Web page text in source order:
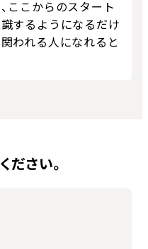
ここからのスタート
するようになるだけ
われる人になれると
ださい。